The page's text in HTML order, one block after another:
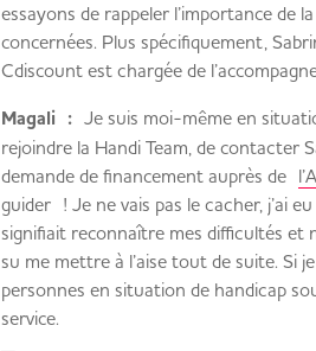
essayons de rappeler l’importance de
concernées. Plus spécifiquement,
Cdiscount est chargée de
Magali :Je suis moi-même en
rejoindre la Handi Team, de contacter
demande de financement auprès de
guider ! Je ne vais pas le cacher, j’ai
signifiait reconnaître mes difficultés et
su me mettre à l’aise tout de suite. Si
personnes en situation de handicap
service.